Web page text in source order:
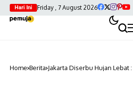
Hari Ini Friday , 7 August 2026
Home Berita Jakarta Diserbu Hujan Lebat